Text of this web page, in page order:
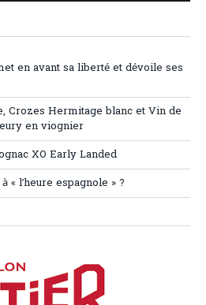
en avant sa liberté et dévoile ses
Crozes Hermitage blanc et Vin de
en viognier
XO Early Landed
« l’heure espagnole » ?